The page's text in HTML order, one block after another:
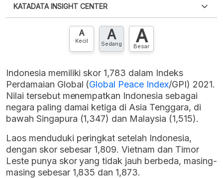
XLS
punya akun?Silakan Daftar sekarang
KATADATA INSIGHT CENTER
Hubungi sekarang »
A
Kecil A
Sedang A
Besar
Indonesia memiliki skor 1,783 dalam Indeks
Perdamaian Global (Global Peace Index/GPI) 2021.
Nilai tersebut menempatkan Indonesia sebagai
negara paling damai ketiga di Asia Tenggara, di
bawah Singapura (1,347) dan Malaysia (1,515).
Laos menduduki peringkat setelah Indonesia,
dengan skor sebesar 1,809. Vietnam dan Timor
Leste punya skor yang tidak jauh berbeda, masing-
masing sebesar 1,835 dan 1,873.